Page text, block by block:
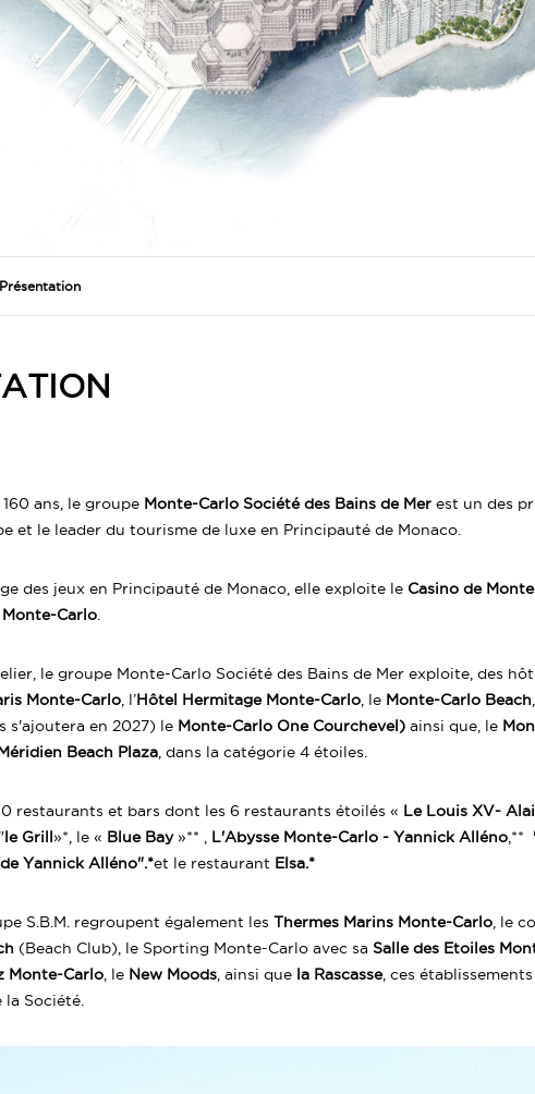
Présentation
ans, le groupe Monte-Carlo Société des Bains de Mer est un des
et le leader du tourisme de luxe en Principauté de Monaco.
des jeux en Principauté de Monaco, elle exploite le Casino de
Monte-Carlo
le groupe Monte-Carlo Société des Bains de Mer exploite, des
Monte-Carlo , l’Hôtel Hermitage Monte-Carlo , le Monte-Carlo Beach
s'ajoutera en 2027) le Monte-Carlo One Courchevel) ainsi que, le
Beach Plaza , dans la catégorie 4 étoiles.
restaurants et bars dont les 6 restaurants étoilés « Le Louis XV-
le Grill»*, le « Blue Bay»** , L'Abysse Monte-Carlo - Yannick Alléno ,**
Yannick Alléno".*et le restaurant Elsa.*
S.B.M. regroupent également lesThermes Marins Monte-Carlo , le
(Beach Club), le Sporting Monte-Carlo avec saSalle des Etoiles
Monte-Carlo , le New Moods , ainsi que la Rascasse, ces
Société.